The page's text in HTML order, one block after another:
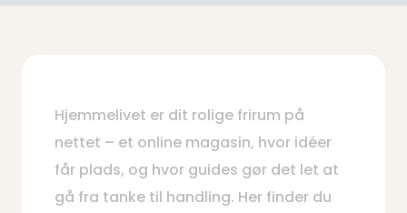
Hjemmelivet er dit rolige frirum på
nettet – et online magasin, hvor idéer
får plads, og hvor guides gør det let at
gå fra tanke til handling. Her finder du